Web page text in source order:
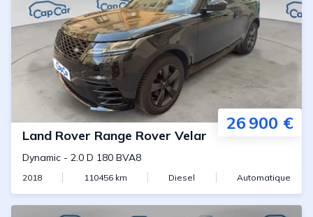
26 900 €
Land Rover Range Rover Velar
Dynamic - 2.0 D 180 BVA8
2018 110456km Diesel Automatique